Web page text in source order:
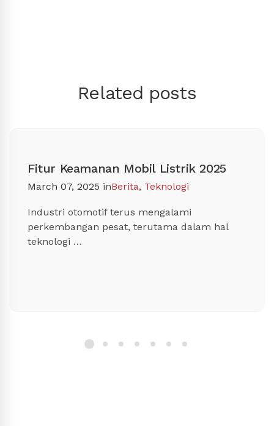
Related posts
Fitur Keamanan Mobil Listrik 2025
March 07, 2025 inBerita, Teknologi
Industri otomotif terus mengalami
perkembangan pesat, terutama dalam hal
teknologi …